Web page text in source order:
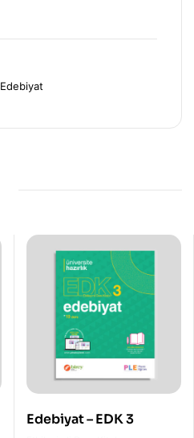
Edebiyat
Edebiyat – EDK 3